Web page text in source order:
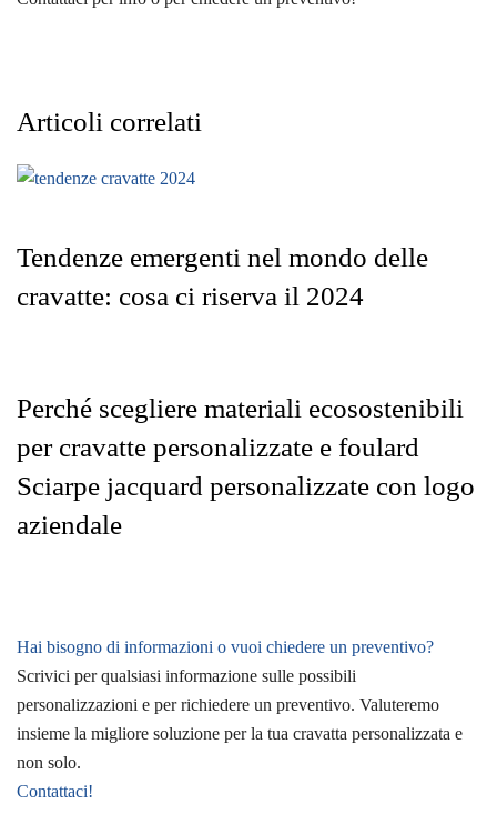
Articoli correlati
Tendenze emergenti nel mondo delle
cravatte: cosa ci riserva il 2024
Perché scegliere materiali ecosostenibili
per cravatte personalizzate e foulard
Sciarpe jacquard personalizzate con logo
aziendale
Hai bisogno di informazioni o vuoi chiedere un preventivo?
Scrivici per qualsiasi informazione sulle possibili
personalizzazioni e per richiedere un preventivo. Valuteremo
insieme la migliore soluzione per la tua cravatta personalizzata e
non solo.
Contattaci!